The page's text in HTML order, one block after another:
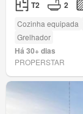
T2 2
Cozinha equipada
Grelhador
Há 30+ dias
PROPERSTAR